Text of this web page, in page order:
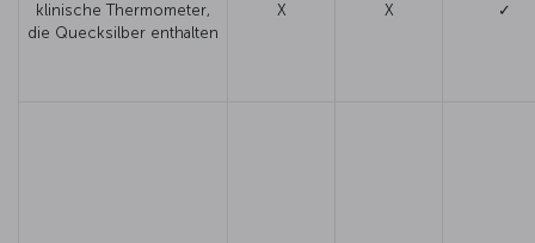
klinische Thermometer,
die Quecksilber enthalten
X X ✓